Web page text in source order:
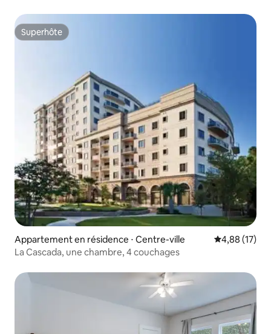
Superhôte
Superhôte
Appartement en résidence ⋅ Centre-ville Évaluation
4,88 (17)
La Cascada, une chambre, 4 couchages